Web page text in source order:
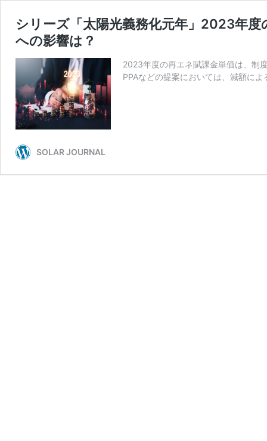
シリーズ「太陽光義務化元年」2023年
への影響は？
2023年度の再エネ賦課金単価は、制
PPAなどの提案においては、減額に
SOLAR JOURNAL